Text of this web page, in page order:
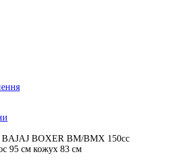
BAJAJ BOXER BM/ВМX 150cc
95 см кожух 83 см